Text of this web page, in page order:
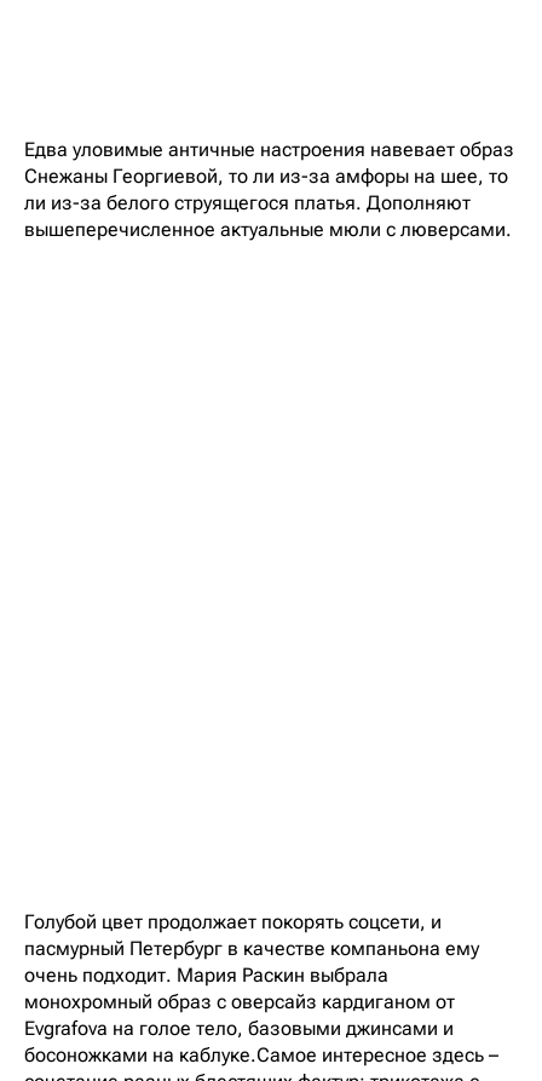
Едва уловимые античные настроения навевает образ
Снежаны Георгиевой, то ли из-за амфоры на шее, то
ли из-за белого струящегося платья. Дополняют
вышеперечисленное актуальные мюли с люверсами.
Голубой цвет продолжает покорять соцсети, и
пасмурный Петербург в качестве компаньона ему
очень подходит. Мария Раскин выбрала
монохромный образ с оверсайз кардиганом от
Evgrafova на голое тело, базовыми джинсами и
босоножками на каблуке.Самое интересное здесь –